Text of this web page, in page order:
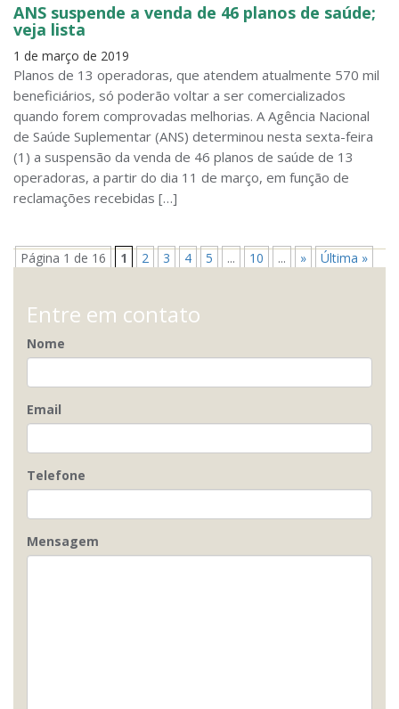
ANS suspende a venda de 46 planos de saúde;
veja lista
1 de março de 2019
Planos de 13 operadoras, que atendem atualmente 570 mil
beneficiários, só poderão voltar a ser comercializados
quando forem comprovadas melhorias. A Agência Nacional
de Saúde Suplementar (ANS) determinou nesta sexta-feira
(1) a suspensão da venda de 46 planos de saúde de 13
operadoras, a partir do dia 11 de março, em função de
reclamações recebidas […]
Página 1 de 16 1 2 3 4 5 ... 10 ... » Última »
Entre em contato
Nome
Email
Telefone
Mensagem